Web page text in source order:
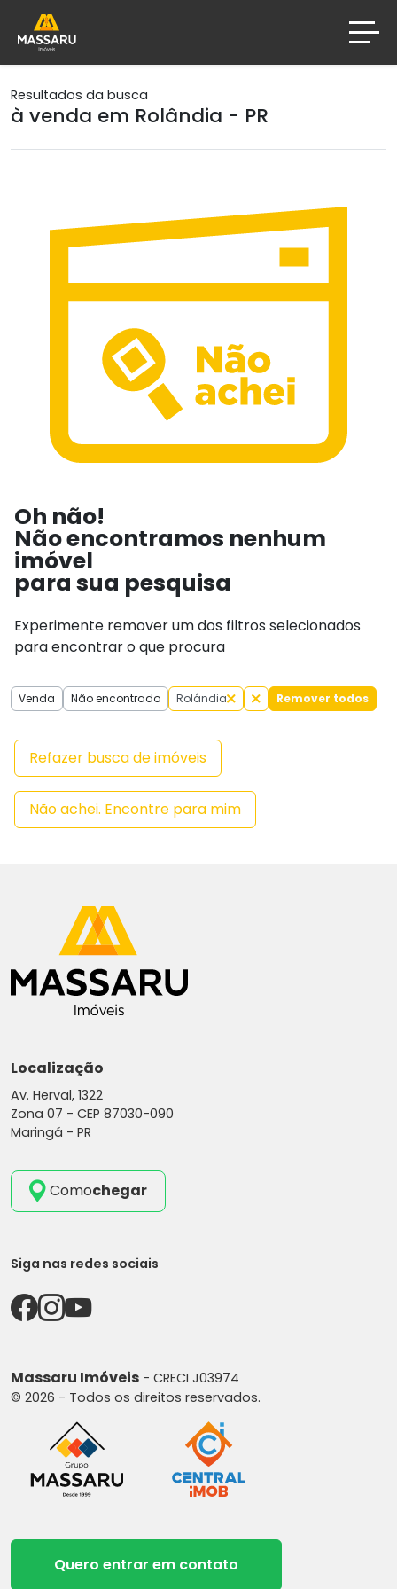
Resultados da busca
à venda em Rolândia - PR
Venda Não encontrado Rolândia Remover todos
Oh não!
Não encontramos nenhum
imóvel
para sua pesquisa
Experimente remover um dos filtros selecionados
para encontrar o que procura
Refazer busca de imóveis
Não achei. Encontre para mim
Localização
Av. Herval, 1322
Zona 07 - CEP 87030-090
Maringá - PR
Comochegar
Siga nas redes sociais
Massaru Imóveis - CRECI J03974
© 2026 - Todos os direitos reservados.
Quero entrar em contato